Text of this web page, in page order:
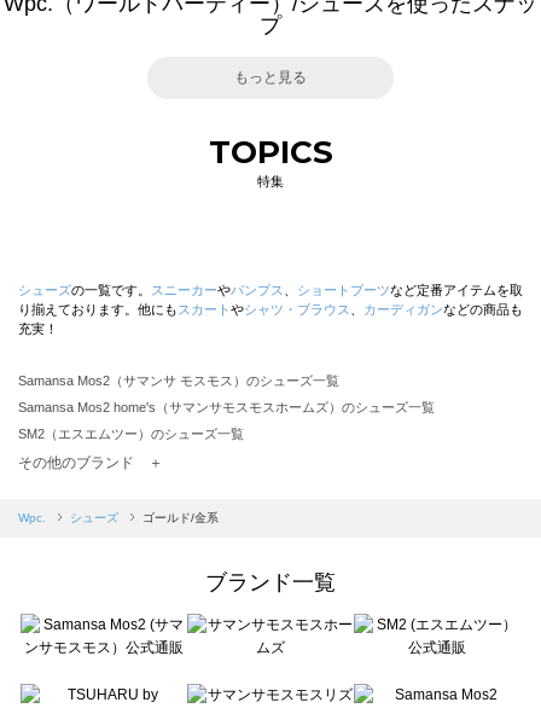
プ
もっと見る
TOPICS
特集
シューズの一覧です。 スニーカーやパンプス ショートブーツなど定番アイテムを取
り揃えております。他にも スカート やシャツ・ブラウス カーディガンなどの商品も
充実！
Samansa Mos2（サマンサ モスモス）のシューズ一覧
Samansa Mos2 home's（サマンサモスモスホームズ）のシューズ一覧
SM2（エスエムツー）のシューズ一覧
TSUHARU by Samansa Mos2（ツハルバイサマンサモスモス）のシューズ一覧
Samansa Mos2 blue（サマンサモスモス ブルー）のシューズ一覧
sō4ū（ソウフォーユー）のシューズ一覧
Te chichi（テチチ）のシューズ一覧
Te chichi CLASSIC（テチチ クラシック）のシューズ一覧
Lugnoncure（ルノンキュール）のシューズ一覧
その他のブランド ＋
Wpc. シューズ ゴールド/金系
ブランド一覧